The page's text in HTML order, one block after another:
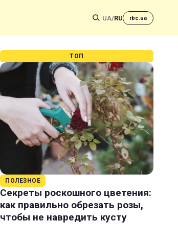
UA/RU rbc.ua
ТОП
ПОЛЕЗНОЕ
Секреты роскошного цветения:
как правильно обрезать розы,
чтобы не навредить кусту